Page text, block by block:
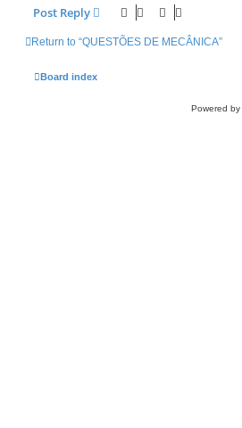
Post Reply
Return to “QUESTÕES DE MECÂNICA”
Board index
Powered by